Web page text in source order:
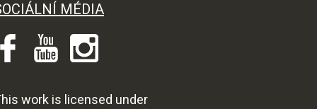
MÉDIA
work is licensed under